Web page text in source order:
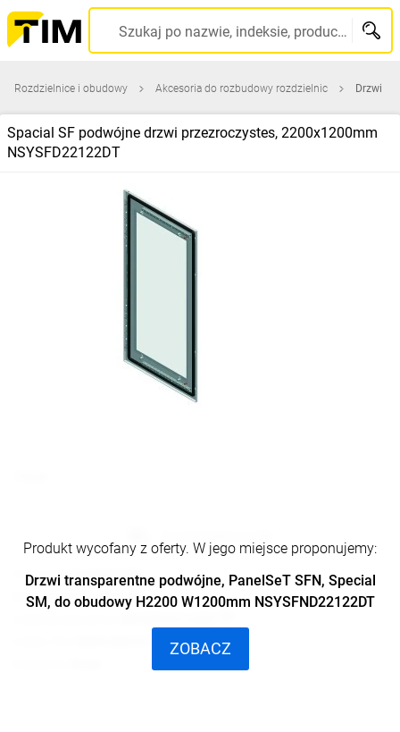
Szukaj po nazwie, indeksie, producencie, kodzie kreskowym...
Rozdzielnice i obudowy Akcesoria do rozbudowy rozdzielnic Drzwi
Spacial SF podwójne drzwi przezroczystes, 2200x1200mm
NSYSFD22122DT
Producent: SCHNEIDER
Seria produktu: SPACIAL
0004-00010-42715
Produkt wycofany z oferty. W jego miejsce proponujemy:
Drzwi transparentne podwójne, PanelSeT SFN, Special
SM, do obudowy H2200 W1200mm NSYSFND22122DT
ZOBACZ